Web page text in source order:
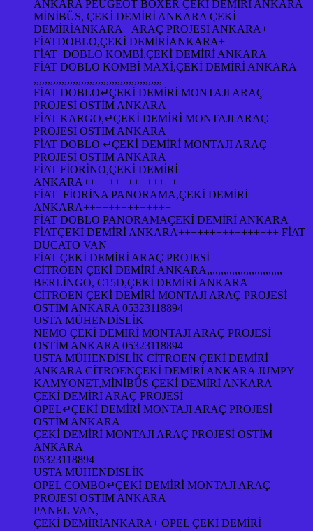
ANKARA PEUGEOT BOXER ÇEKİ DEMİRİ ANKARA
MİNİBÜS, ÇEKİ DEMİRİ ANKARA ÇEKİ
DEMİRİANKARA+ ARAÇ PROJESİ ANKARA+
FİATDOBLO,ÇEKİ DEMİRİANKARA+
FİAT DOBLO KOMBİ,ÇEKİ DEMİRİ ANKARA
FİAT DOBLO KOMBİ MAXİ,ÇEKİ DEMİRİ ANKARA
,,,,,,,,,,,,,,,,,,,,,,,,,,,,,,,,,,,,,,,,,,,,,,
FİAT DOBLO↵ÇEKİ DEMİRİ MONTAJI ARAÇ
PROJESİ OSTİM ANKARA
FİAT KARGO,↵ÇEKİ DEMİRİ MONTAJI ARAÇ
PROJESİ OSTİM ANKARA
FİAT DOBLO ↵ÇEKİ DEMİRİ MONTAJI ARAÇ
PROJESİ OSTİM ANKARA
FİAT FİORİNO,ÇEKİ DEMİRİ
ANKARA+++++++++++++++
FİAT FİORİNA PANORAMA,ÇEKİ DEMİRİ
ANKARA++++++++++++++
FİAT DOBLO PANORAMAÇEKİ DEMİRİ ANKARA
FİATÇEKİ DEMİRİ ANKARA++++++++++++++++ FİAT
DUCATO VAN
FİAT ÇEKİ DEMİRİ ARAÇ PROJESİ
CİTROEN ÇEKİ DEMİRİ ANKARA,,,,,,,,,,,,,,,,,,,,,,,,,,,
BERLİNGO, C15D,ÇEKİ DEMİRİ ANKARA
CİTROEN ÇEKİ DEMİRİ MONTAJI ARAÇ PROJESİ
OSTİM ANKARA 05323118894
USTA MÜHENDİSLİK
NEMO ÇEKİ DEMİRİ MONTAJI ARAÇ PROJESİ
OSTİM ANKARA 05323118894
USTA MÜHENDİSLİK CİTROEN ÇEKİ DEMİRİ
ANKARA CİTROENÇEKİ DEMİRİ ANKARA JUMPY
KAMYONET,MİNİBÜS ÇEKİ DEMİRİ ANKARA
ÇEKİ DEMİRİ ARAÇ PROJESİ
OPEL↵ÇEKİ DEMİRİ MONTAJI ARAÇ PROJESİ
OSTİM ANKARA
ÇEKİ DEMİRİ MONTAJI ARAÇ PROJESİ OSTİM
ANKARA
05323118894
USTA MÜHENDİSLİK
OPEL COMBO↵ÇEKİ DEMİRİ MONTAJI ARAÇ
PROJESİ OSTİM ANKARA
PANEL VAN,
ÇEKİ DEMİRİANKARA+ OPEL ÇEKİ DEMİRİ